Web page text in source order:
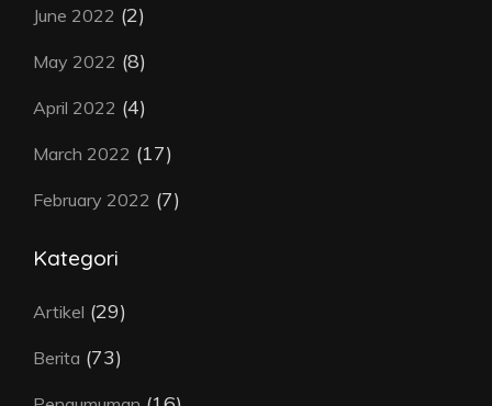
June 2022 (2)
May 2022 (8)
April 2022 (4)
March 2022 (17)
February 2022 (7)
Kategori
Artikel (29)
Berita (73)